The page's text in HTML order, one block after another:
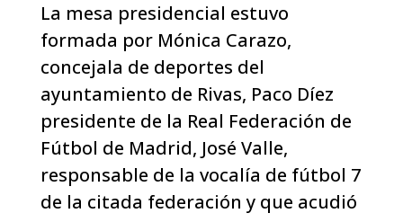
La mesa presidencial estuvo
formada por Mónica Carazo,
concejala de deportes del
ayuntamiento de Rivas, Paco Díez
presidente de la Real Federación de
Fútbol de Madrid, José Valle,
responsable de la vocalía de fútbol 7
de la citada federación y que acudió